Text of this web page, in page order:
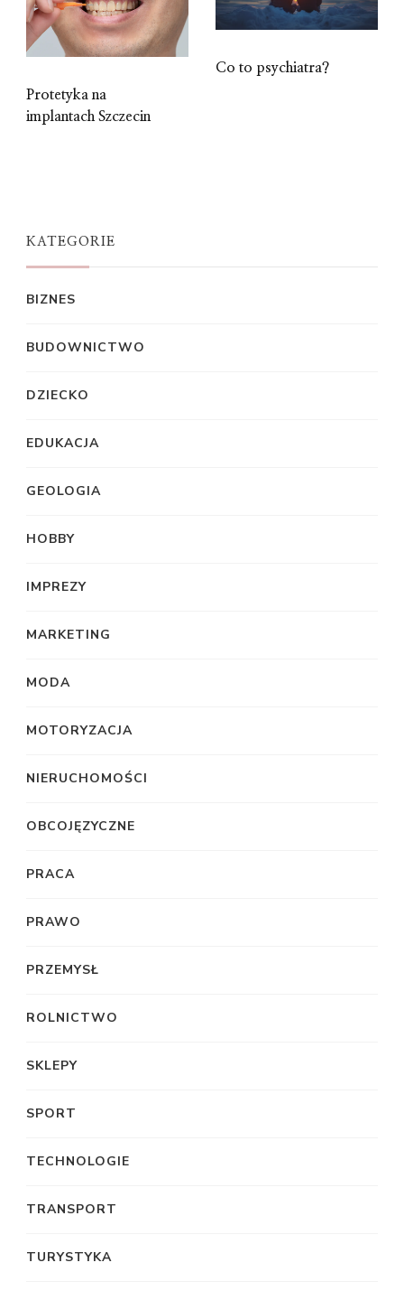
Protetyka na
implantach Szczecin
Co to psychiatra?
KATEGORIE
BIZNES
BUDOWNICTWO
DZIECKO
EDUKACJA
GEOLOGIA
HOBBY
IMPREZY
MARKETING
MODA
MOTORYZACJA
NIERUCHOMOŚCI
OBCOJĘZYCZNE
PRACA
PRAWO
PRZEMYSŁ
ROLNICTWO
SKLEPY
SPORT
TECHNOLOGIE
TRANSPORT
TURYSTYKA